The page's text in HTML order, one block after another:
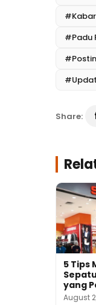
#Padu
Share:
5 Tips
yang
August